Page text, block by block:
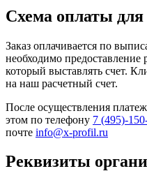
Схема оплаты
Заказ оплачивается по
необходимо предоставление
который выставлять счет.
на наш расчетный счет.
После осуществления
этом по телефону 7 (495)-
почте info@x-profil.ru
Реквизиты